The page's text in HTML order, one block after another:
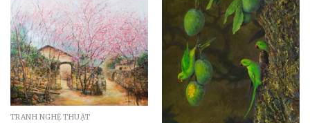
TRANH NGHỆ THUẬT